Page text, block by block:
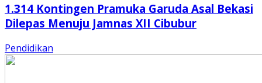
1.314 Kontingen Pramuka Garuda Asal Bekasi
Dilepas Menuju Jamnas XII Cibubur
Pendidikan